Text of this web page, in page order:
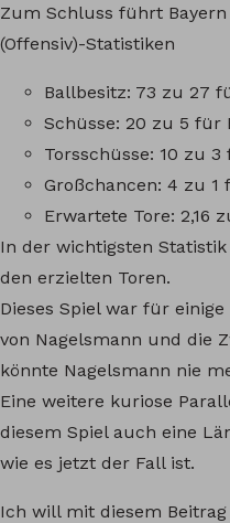
Zum Schluss führt
(Offensiv)-Statistiken
Ballbesitz: 73 zu 27
Schüsse: 20 zu 5 für
Torsschüsse: 10 zu 3
Großchancen: 4 zu 1
Erwartete Tore: 2,16
In der wichtigsten
den erzielten Toren.
Dieses Spiel war für
von Nagelsmann und die
könnte Nagelsmann nie
Eine weitere kuriose
diesem Spiel auch eine
wie es jetzt der Fall ist.
Ich will mit diesem